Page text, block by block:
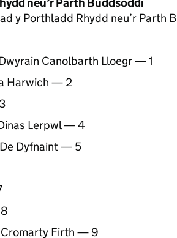
y Porthladd Rhydd neu’r Parth
Canolbarth Lloegr — 1
Harwich — 2
Lerpwl — 4
Dyfnaint — 5
Cromarty Firth — 9